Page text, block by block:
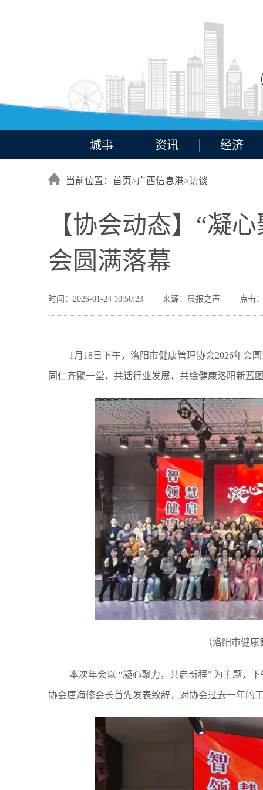
城事 资讯 经济
当前位置：首页>广西信息港>访谈
【协会动态】“凝
会圆满落幕
时间：2026-01-24 10:50:23 来源：晨报之声 点击
1月18日下午，洛阳市健康管理协会2026年会
同仁齐聚一堂，共话行业发展，共绘健康洛阳新蓝
（洛阳市健
本次年会以 “凝心聚力，共启新程” 为主题，
协会唐海修会长首先发表致辞，对协会过去一年的